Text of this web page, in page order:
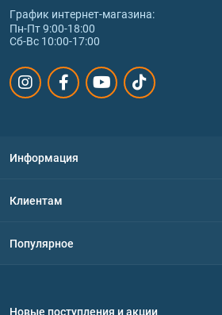
График интернет‑магазина:
Пн-Пт 9:00-18:00
Сб-Вс 10:00-17:00
Информация
Политика конфиденциальности
Клиентам
Популярное
Протеин
Новые поступления и акции